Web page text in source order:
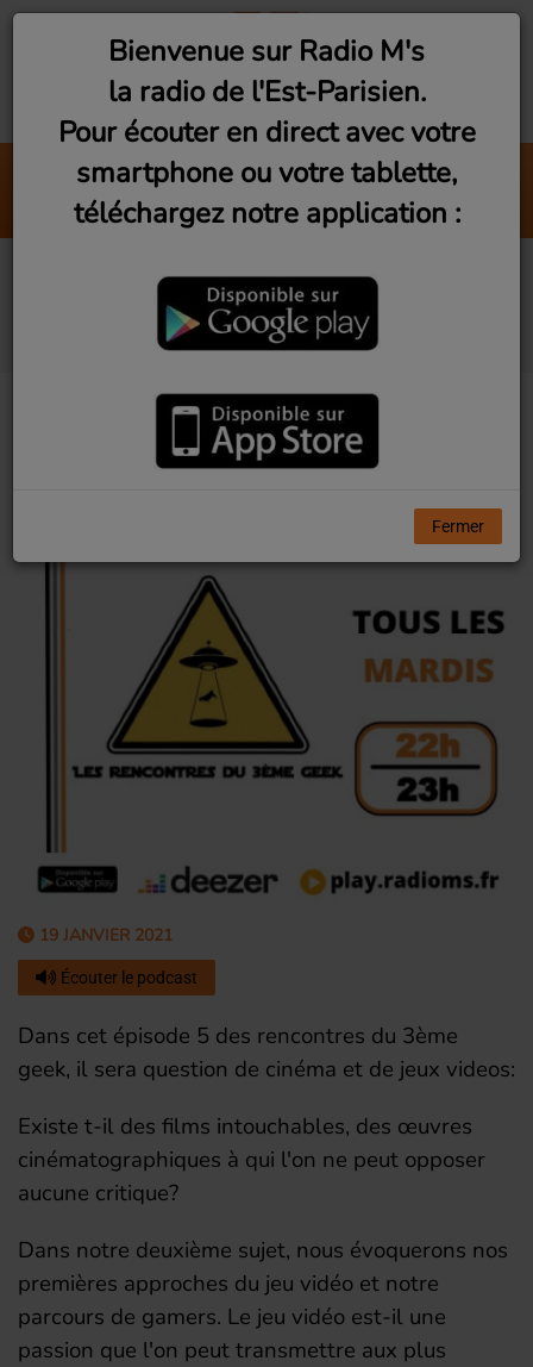
Flash Info
Chroniques
Les Rencontres du
3eme Geek #5
19 JANVIER 2021
Écouter le podcast
Dans cet épisode 5 des rencontres du 3ème
geek, il sera question de cinéma et de jeux videos:
Existe t-il des films intouchables, des œuvres
cinématographiques à qui l'on ne peut opposer
aucune critique?
Dans notre deuxième sujet, nous évoquerons nos
premières approches du jeu vidéo et notre
parcours de gamers. Le jeu vidéo est-il une
passion que l'on peut transmettre aux plus
Bienvenue sur Radio M's
la radio de l'Est-Parisien.
Pour écouter en direct avec votre
smartphone ou votre tablette,
téléchargez notre application :
Fermer